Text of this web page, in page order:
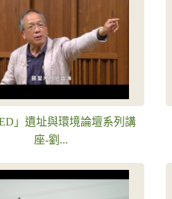
」遺址與環境論壇系列講
座-劉...